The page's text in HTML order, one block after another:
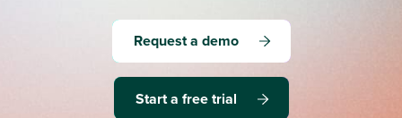
Request a demo
Start a free trial